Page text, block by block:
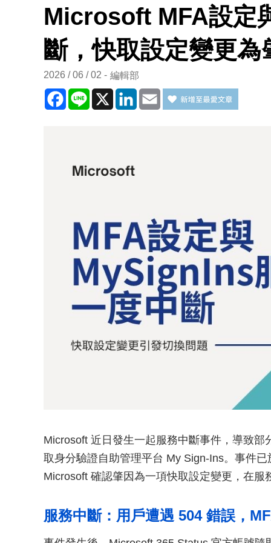
Microsoft MFA設定
斷，快取設定變更為
2026 / 06 / 02 編輯部
Facebook
Line X LinkedInEmail
Microsoft 近日發生一起服務中斷事件，導致
取身分驗證自助管理平台 My Sign-Ins。事件
Microsoft 確認肇因為一項快取設定變更，在
服務中斷：用戶遭遇 504 錯誤，